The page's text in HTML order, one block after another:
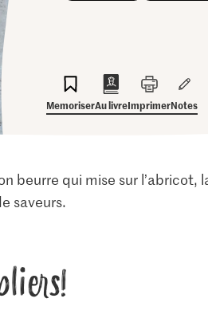
MemoriserAu livreImprimerNotes
beurre qui mise sur l’abricot,
saveurs.